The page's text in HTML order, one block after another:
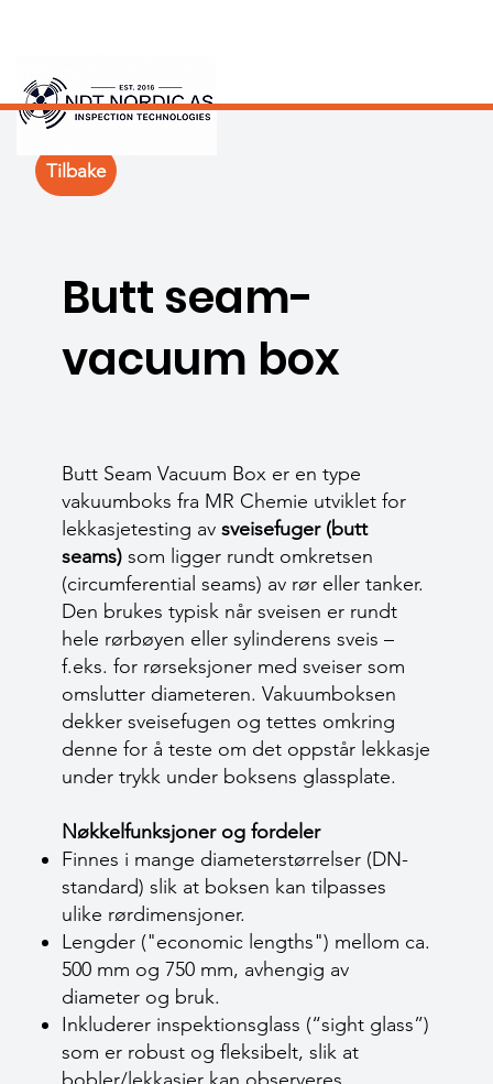
Butt seam-
vacuum box
Butt Seam Vacuum Box er en type
vakuumboks fra MR Chemie utviklet for
lekkasjetesting av sveise­fuger (butt
seams) som ligger rundt omkretsen
(circumferential seams) av rør eller tanker.
Den brukes typisk når sveisen er rundt
hele rørbøyen eller sylinderens sveis –
f.eks. for rørseksjoner med sveiser som
omslutter diameteren. Vakuumboksen
dekker sveisefugen og tettes omkring
denne for å teste om det oppstår lekkasje
under trykk under boksens glassplate.
Nøkkelfunksjoner og fordeler
Finnes i mange diameterstørrelser (DN-
standard) slik at boksen kan tilpasses
ulike rørdimensjoner.
Lengder ("economic lengths") mellom ca.
500 mm og 750 mm, avhengig av
diameter og bruk.
Inkluderer inspektionsglass (“sight glass”)
som er robust og fleksibelt, slik at
Tilbake